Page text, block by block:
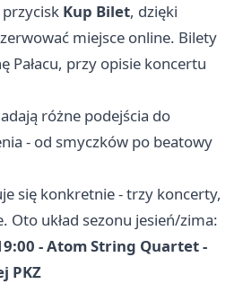
Kup Bilet, dzięki
miejsce online. Bilety
Pałacu, przy opisie koncertu
różne podejścia do
- od smyczków po beatowy
się konkretnie - trzy koncerty,
Oto układ sezonu jesień/zima:
- Atom String Quartet -
PKZ